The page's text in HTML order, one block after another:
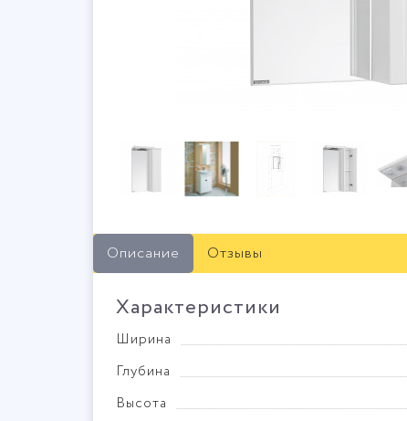
Описание Отзывы
Характеристики
Ширина
Глубина
Высота